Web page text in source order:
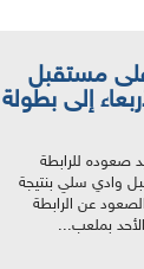
مستقبل
إلى بطولة
صعوده للرابطة
وادي سلي بنتيجة
الصعود عن الرابطة
الأحد بملعب...